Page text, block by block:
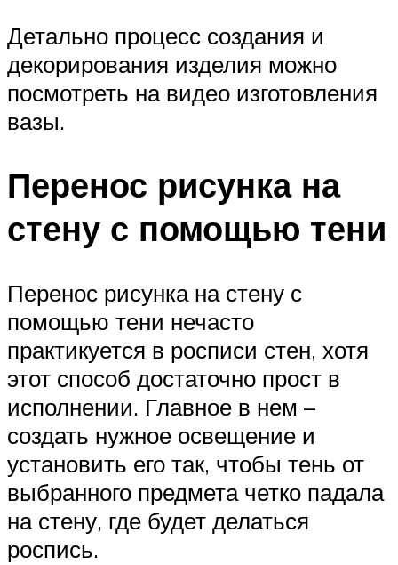
Детально процесс создания и
декорирования изделия можно
посмотреть на видео изготовления
вазы.
Перенос рисунка на
стену с помощью тени
Перенос рисунка на стену с
помощью тени нечасто
практикуется в росписи стен, хотя
этот способ достаточно прост в
исполнении. Главное в нем –
создать нужное освещение и
установить его так, чтобы тень от
выбранного предмета четко падала
на стену, где будет делаться
роспись.